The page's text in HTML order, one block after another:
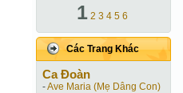
1 2 3 4 5 6
Các Trang Khác
Ca Ðoàn
-Ave Maria (Mẹ Dâng Con)